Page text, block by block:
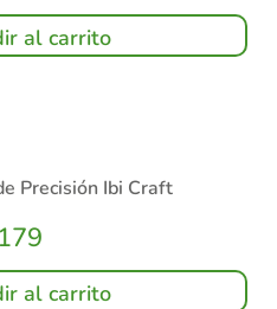
al carrito
Precisión Ibi Craft
179
al carrito